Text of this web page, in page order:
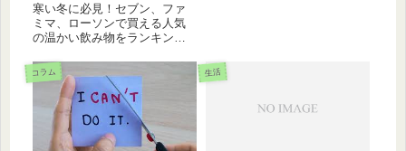
寒い冬に必見！セブン、ファ
ミマ、ローソンで買える人気
の温かい飲み物をランキング
コーヒーからココア、コーン
スープまで、冷えた体を芯か
ら温めるおすすめホットドリ
ンクはこれ！
コラム 生活